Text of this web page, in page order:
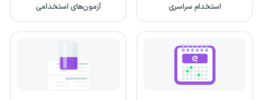
استخدام سراسری آزمون‌های استخدامی